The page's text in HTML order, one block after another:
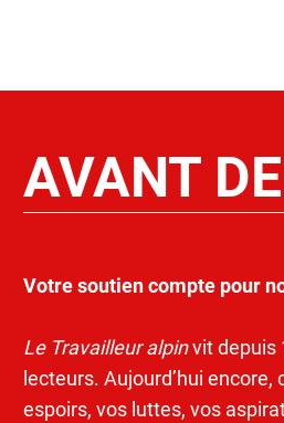
AVANT
Votre soutien compte pour
Le Travailleur alpinvit depuis
lecteurs. Aujourd’hui
espoirs, vos luttes, vos